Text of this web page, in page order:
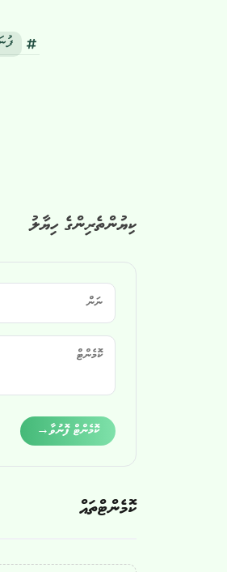
ކިޔުންތެރިންގެ ހިޔާލު
ކޮމެންޓް ފޮނުވާ→
ކޮމެންޓްތައް